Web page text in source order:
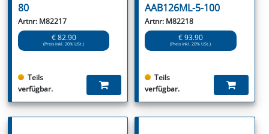
80
Artnr: M82217
€ 82.90
(Preis inkl. 20% USt.)
Teils
verfügbar.
AAB126ML-5-100
Artnr: M82218
€ 93.90
(Preis inkl. 20% USt.)
Teils
verfügbar.